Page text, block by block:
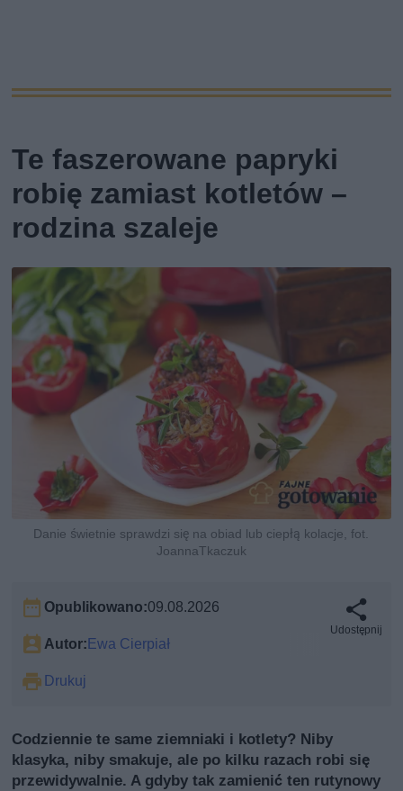
Te faszerowane papryki
robię zamiast kotletów –
rodzina szaleje
Danie świetnie sprawdzi się na obiad lub ciepłą kolacje, fot.
JoannaTkaczuk
Opublikowano:09.08.2026
Autor: Ewa Cierpiał
Drukuj
Udostępnij
Codziennie te same ziemniaki i kotlety? Niby
klasyka, niby smakuje, ale po kilku razach robi się
przewidywalnie. A gdyby tak zamienić ten rutynowy